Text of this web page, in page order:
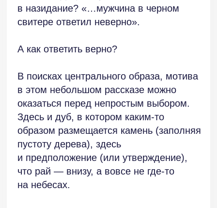
плоть…». В рай ли?..
Такие мысли о первом рассказе.
«По крайней мере те, кто ожидает
так же долго, как и я. Только их почему-
то не видно. Иногда немного слышно.
возгласов…».
и предложение.
Кто они — рассказчик, Дежурный,
другие невидимые ожидающие? Что
за поезд? Как рассказчик оказался
на станции? Билета нет, багажа нет,
информации нет, часов нет… Почему
лишь некоторых из них рассказчик
может увидеть и начинает
их «обрабатывать» своим текстом,
заражающим безнадёгой. Он — некий
искуситель, подсадная утка? От кого?